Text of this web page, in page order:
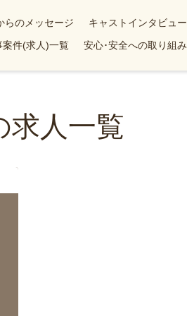
らのメッセージ
キャストインタビュー
案件(求人)一覧 安心･安全への取り組み
求人一覧